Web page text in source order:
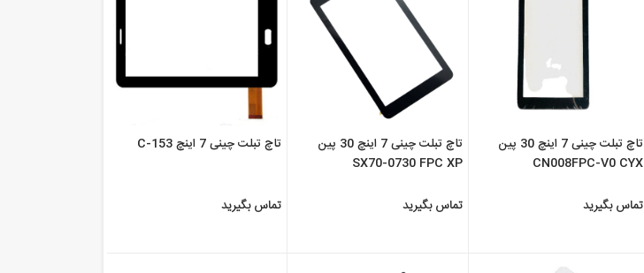
تاچ تبلت چینی 7 اینچ 30 پین
CN008FPC-V0 CYX
تماس بگیرید
تاچ تبلت چینی 7 اینچ 30 پین
SX70-0730 FPC XP
تماس بگیرید
تاچ تبلت چینی 7 اینچ 153-C
تماس بگیرید